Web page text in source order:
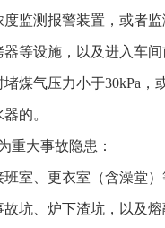
监测报警装置，或者
等设施，以及进入车
煤气压力小于30kPa
的。
重大事故隐患：
室、更衣室（含澡堂
故坑、炉下渣坑，以